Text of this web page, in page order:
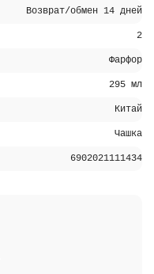
Возврат/обмен 14 дней
2
Фарфор
295 мл
Китай
Чашка
6902021111434